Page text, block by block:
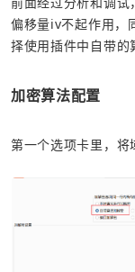
偏移量iv不起作用，
择使用插件中自带的
加密算法配置
第一个选项卡里，将